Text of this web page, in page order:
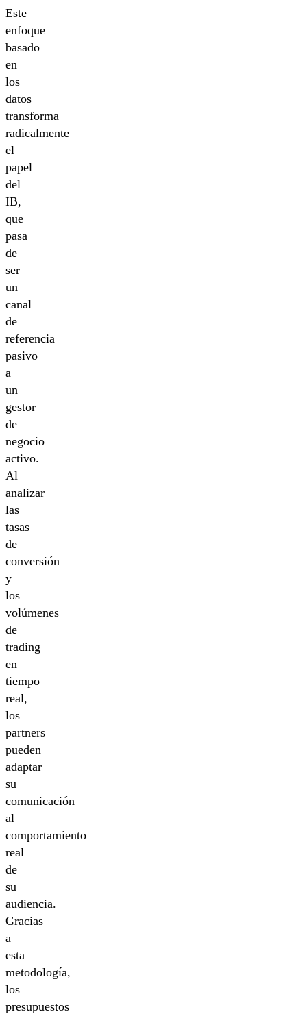
Este
enfoque
basado
en
los
datos
transforma
radicalmente
el
papel
del
IB,
que
pasa
de
ser
un
canal
de
referencia
pasivo
a
un
gestor
de
negocio
activo.
Al
analizar
las
tasas
de
conversión
y
los
volúmenes
de
trading
en
tiempo
real,
los
partners
pueden
adaptar
su
comunicación
al
comportamiento
real
de
su
audiencia.
Gracias
a
esta
metodología,
los
presupuestos